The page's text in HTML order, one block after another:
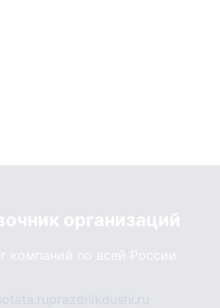
организаций
компаний по всей России
prazdnikdushi.ru